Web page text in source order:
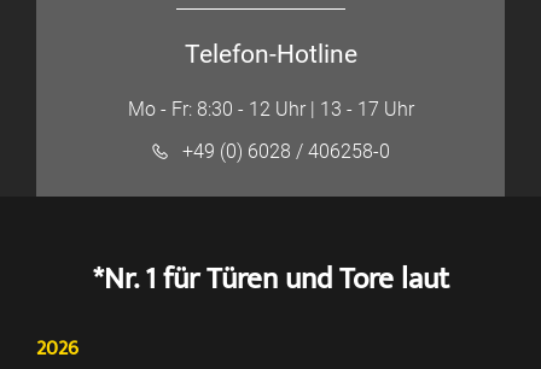
Telefon-Hotline
Mo - Fr: 8:30 - 12 Uhr | 13 - 17 Uhr
+49 (0) 6028 / 406258-0
*Nr. 1 für Türen und Tore laut
2026